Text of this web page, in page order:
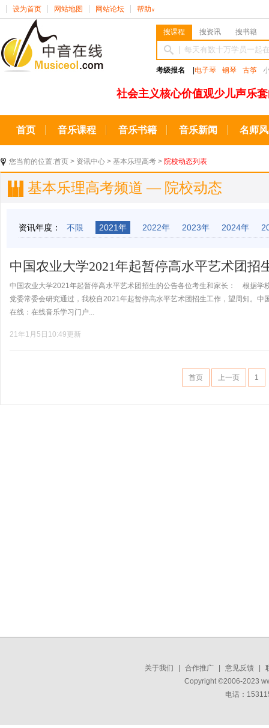
设为首页 网站地图 网站论坛 帮助 ∨
搜课程 搜资讯 搜书籍
考级报名 电子琴 钢琴 古筝
社会主义核心价值观少儿声乐
首页 音乐课程 音乐书籍 音乐新闻 名师
您当前的位置:首页 > 资讯中心 > 基本乐理高考 > 院校动态列表
基本乐理高考频道 — 院校动态
资讯年度： 不限 2021年 2022年 2023年 2024年
中国农业大学2021年起暂停高水平艺术团招
中国农业大学2021年起暂停高水平艺术团招生的公告各位考生和家长： 根据学
党委常委会研究通过，我校自2021年起暂停高水平艺术团招生工作，望周知。
在线：在线音乐学习门户...
21年1月5日10:49更新
首页 上一页 1
关于我们 合作推广 意见反馈
Copyright ©2006-2023
电话：